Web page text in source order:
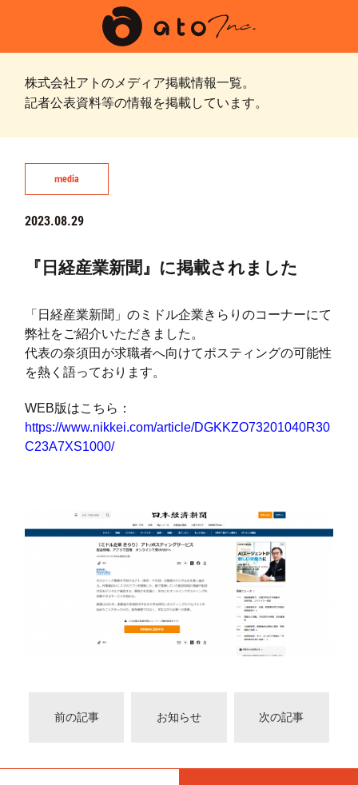
株式会社アトのメディア掲載情報一覧。
記者公表資料等の情報を掲載しています。
media
2023.08.29
『日経産業新聞』に掲載されました
「日経産業新聞」のミドル企業きらりのコーナーにて
弊社をご紹介いただきました。
代表の奈須田が求職者へ向けてポスティングの可能性
を熱く語っております。
WEB版はこちら：
https://www.nikkei.com/article/DGKKZO73201040R30
C23A7XS1000/
前の記事 お知らせ 次の記事